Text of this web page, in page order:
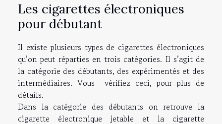
Les cigarettes électroniques
pour débutant
Il existe plusieurs types de cigarettes électroniques
qu’on peut réparties en trois catégories. Il s’agit de
la catégorie des débutants, des expérimentés et des
intermédiaires. Vous vérifiez ceci, pour plus de
détails.
Dans la catégorie des débutants on retrouve la
cigarette électronique jetable et la cigarette